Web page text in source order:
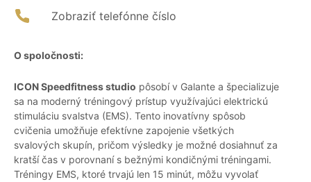
Zobraziť telefónne číslo
O spoločnosti:
ICON Speedfitness studio pôsobí v Galante a špecializuje
sa na moderný tréningový prístup využívajúci elektrickú
stimuláciu svalstva (EMS). Tento inovatívny spôsob
cvičenia umožňuje efektívne zapojenie všetkých
svalových skupín, pričom výsledky je možné dosiahnuť za
kratší čas v porovnaní s bežnými kondičnými tréningami.
Tréningy EMS, ktoré trvajú len 15 minút, môžu vyvolať